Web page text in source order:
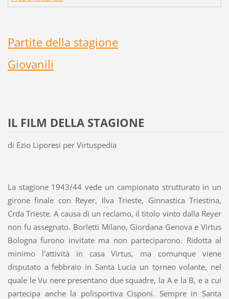
Partite della stagione
Giovanili
IL FILM DELLA STAGIONE
di Ezio Liporesi per Virtuspedia
La stagione 1943/44 vede un campionato strutturato in un
girone finale con Reyer, Ilva Trieste, Ginnastica Triestina,
Crda Trieste. A causa di un reclamo, il titolo vinto dalla Reyer
non fu assegnato. Borletti Milano, Giordana Genova e Virtus
Bologna furono invitate ma non parteciparono. Ridotta al
minimo l'attività in casa Virtus, ma comunque viene
disputato a febbraio in Santa Lucia un torneo volante, nel
quale le Vu nere presentano due squadre, la A e la B, e a cui
partecipa anche la polisportiva Cisponi. Sempre in Santa